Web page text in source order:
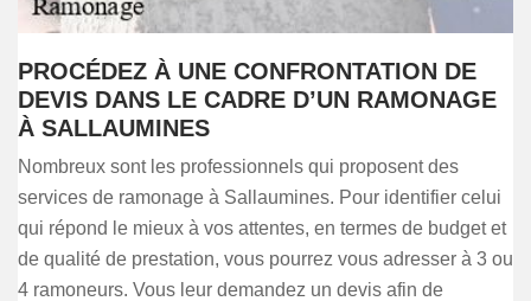
PROCÉDEZ À UNE CONFRONTATION DE
DEVIS DANS LE CADRE D’UN RAMONAGE
À SALLAUMINES
Nombreux sont les professionnels qui proposent des
services de ramonage à Sallaumines. Pour identifier celui
qui répond le mieux à vos attentes, en termes de budget et
de qualité de prestation, vous pourrez vous adresser à 3 ou
4 ramoneurs. Vous leur demandez un devis afin de